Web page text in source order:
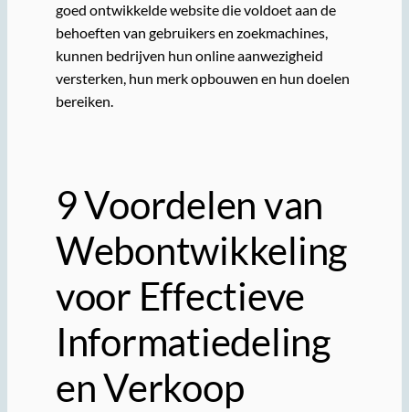
goed ontwikkelde website die voldoet aan de
behoeften van gebruikers en zoekmachines,
kunnen bedrijven hun online aanwezigheid
versterken, hun merk opbouwen en hun doelen
bereiken.
9 Voordelen van
Webontwikkeling
voor Effectieve
Informatiedeling
en Verkoop